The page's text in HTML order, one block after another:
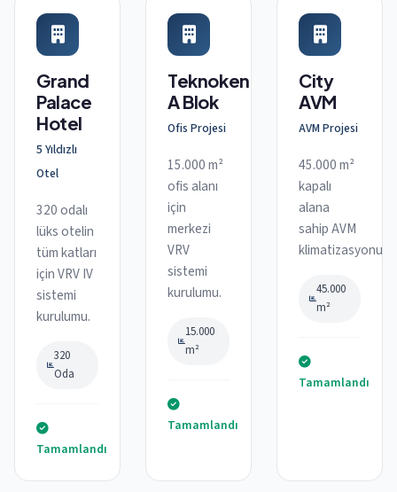
Grand
Palace
Hotel
5 Yıldızlı
Otel
320 odalı
lüks otelin
tüm katları
için VRV IV
sistemi
kurulumu.
320
Oda
Tamamlandı
Teknokent
A Blok
Ofis Projesi
15.000 m²
ofis alanı
için
merkezi
VRV
sistemi
kurulumu.
15.000
m²
Tamamlandı
City
AVM
AVM Projesi
45.000 m²
kapalı
alana
sahip AVM
klimatizasyonu.
45.000
m²
Tamamlandı